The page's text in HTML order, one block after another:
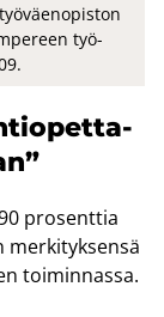
työ­
pro­sent­tia
mer­ki­tyk­sen­sä
toi­min­nas­sa.